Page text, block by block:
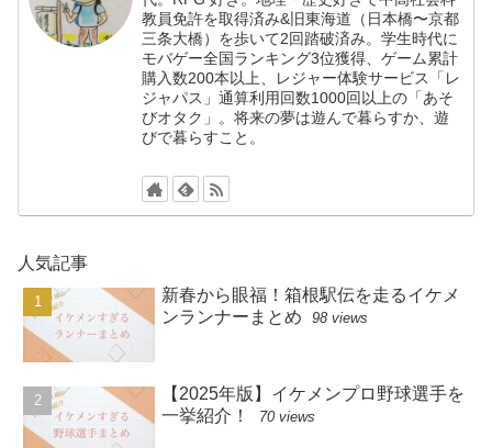
教員免許を取得済み&旧東海道（日本橋〜京都
三条大橋）を歩いて2回踏破済み。学生時代に
モバゲー全国ランキング3位獲得、ゲーム累計
購入数200本以上、レジャー体験サービス「レ
ジャパス」通算利用回数1000回以上の「あそ
びオタク」。将来の夢は遊んで暮らすか、遊
びで暮らすこと。
人気記事
新春から眼福！箱根駅伝を走るイケメ
ンランナーまとめ
98 views
【2025年版】イケメンプロ野球選手を
一挙紹介！
70 views